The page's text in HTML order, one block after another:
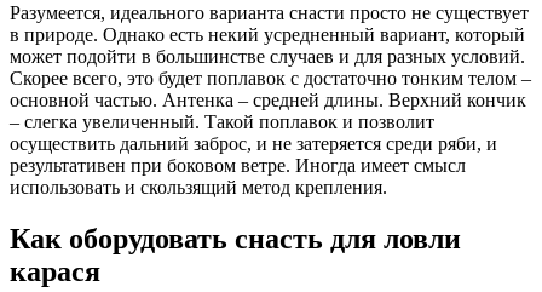
Разумеется, идеального варианта снасти просто не существует
в природе. Однако есть некий усредненный вариант, который
может подойти в большинстве случаев и для разных условий.
Скорее всего, это будет поплавок с достаточно тонким телом –
основной частью. Антенка – средней длины. Верхний кончик
– слегка увеличенный. Такой поплавок и позволит
осуществить дальний заброс, и не затеряется среди ряби, и
результативен при боковом ветре. Иногда имеет смысл
использовать и скользящий метод крепления.
Как оборудовать снасть для ловли
карася